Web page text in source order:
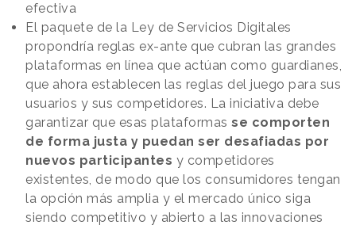
efectiva
El paquete de la Ley de Servicios Digitales
propondría reglas ex-ante que cubran las grandes
plataformas en línea que actúan como guardianes,
que ahora establecen las reglas del juego para sus
usuarios y sus competidores. La iniciativa debe
garantizar que esas plataformas se comporten
de forma justa y puedan ser desafiadas por
nuevos participantes y competidores
existentes, de modo que los consumidores tengan
la opción más amplia y el mercado único siga
siendo competitivo y abierto a las innovaciones